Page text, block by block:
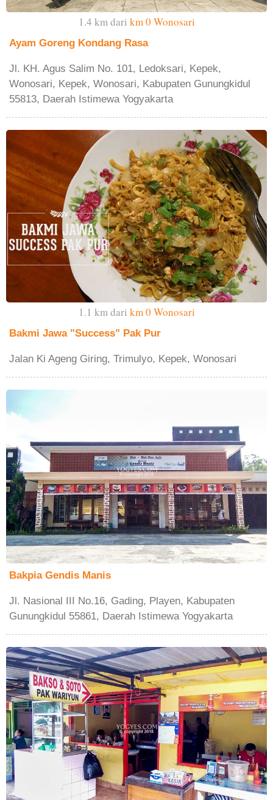
1.4 km dari km 0 Wonosari
Ayam Goreng Kondang Rasa
Jl. KH. Agus Salim No. 101, Ledoksari, Kepek,
Wonosari, Kepek, Wonosari, Kabupaten Gunungkidul
55813, Daerah Istimewa Yogyakarta
1.1 km dari km 0 Wonosari
Bakmi Jawa "Success" Pak Pur
Jalan Ki Ageng Giring, Trimulyo, Kepek, Wonosari
Bakpia Gendis Manis
Jl. Nasional III No.16, Gading, Playen, Kabupaten
Gunungkidul 55861, Daerah Istimewa Yogyakarta